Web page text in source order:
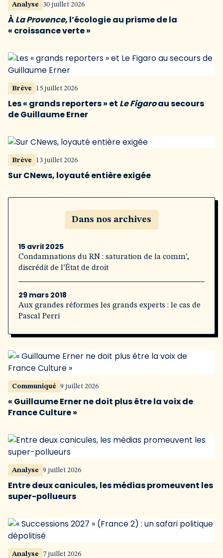
Analyse 30 juillet 2026
ÀLa Provence, l’écologie au prisme de la
« croissance verte »
Brève 15 juillet 2026
Les « grands reporters » et Le Figaroau secours
de Guillaume Erner
Brève 13 juillet 2026
Sur CNews, loyauté entière exigée
Dans nos archives
15 avril 2025
Condamnations du RN : saturation de la comm’,
discrédit de l’État de droit
29 mars 2018
Aux grandes réformes les grands experts : le cas de
Pascal Perri
Communiqué 9 juillet 2026
« Guillaume Erner ne doit plus être la voix de
France Culture »
Analyse 9 juillet 2026
Entre deux canicules, les médias promeuvent les
super-pollueurs
Analyse 7 juillet 2026